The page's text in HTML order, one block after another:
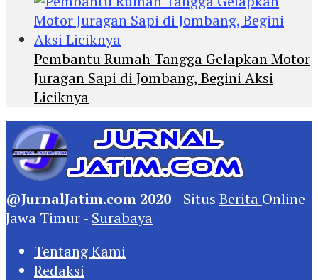
Pembantu Rumah Tangga Gelapkan Motor
Juragan Sapi di Jombang, Begini Aksi
Liciknya
@JurnalJatim.com 2020 - Situs Berita Online
Jawa Timur - Surabaya
Tentang Kami
Redaksi